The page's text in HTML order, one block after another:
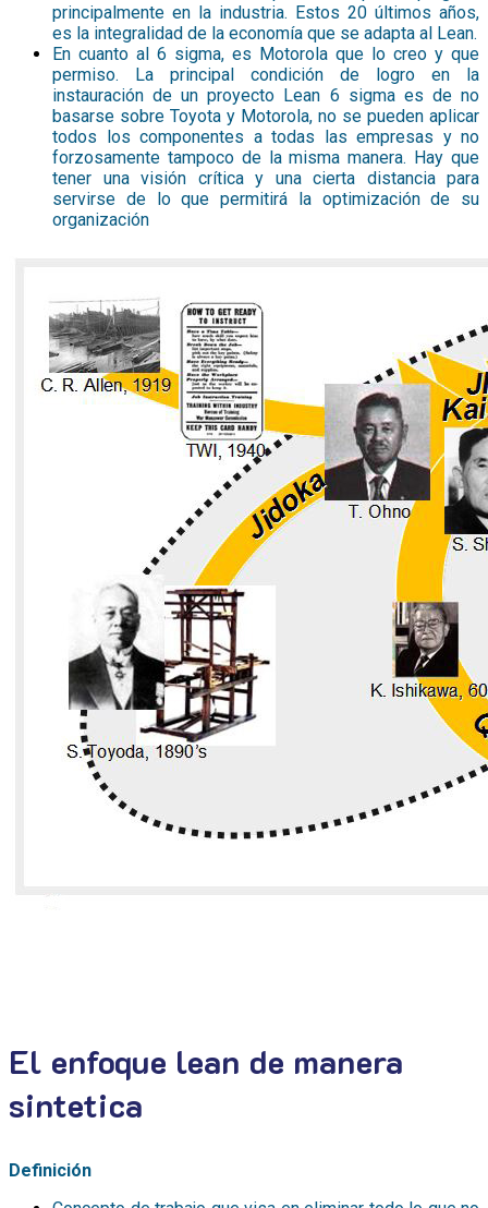
principalmente en la industria. Estos 20 últimos años,
es la integralidad de la economía que se adapta al Lean.
En cuanto al 6 sigma, es Motorola que lo creo y que
permiso. La principal condición de logro en la
instauración de un proyecto Lean 6 sigma es de no
basarse sobre Toyota y Motorola, no se pueden aplicar
todos los componentes a todas las empresas y no
forzosamente tampoco de la misma manera. Hay que
tener una visión crítica y una cierta distancia para
servirse de lo que permitirá la optimización de su
organización
El enfoque lean de manera
sintetica
Definición